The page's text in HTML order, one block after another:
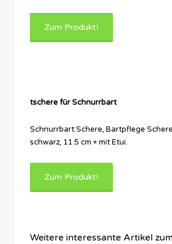
Zum Produkt!
tschere für Schnurrbart
Schnurrbart Schere, Bartpflege
schwarz, 11.5 cm + mit Etui.
Zum Produkt!
Weitere interessante Artikel